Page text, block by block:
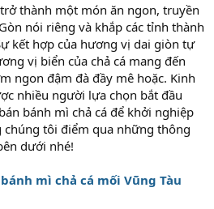
thành một món ăn ngon, truyền
nói riêng và khắp các tỉnh thành
kết hợp của hương vị dai giòn tự
vị biển của chả cá mang đến
ngon đậm đà đầy mê hoặc. Kinh
nhiều người lựa chọn bắt đầu
bánh mì chả cá để khởi nghiệp
chúng tôi điểm qua những thông
dưới nhé!
mì chả cá mối Vũng Tàu